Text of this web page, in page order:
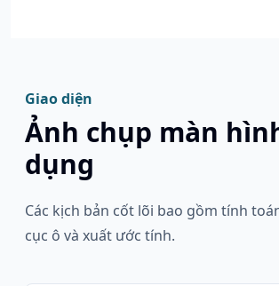
Giao diện
Ảnh chụp màn
dụng
Các kịch bản cốt lõi bao gồm tính
cục ô và xuất ước tính.